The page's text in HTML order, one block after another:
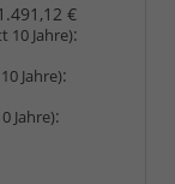
€
10 Jahre):
Jahre):
Jahre):